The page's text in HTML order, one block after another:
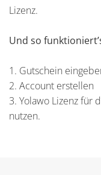
Lizenz.
Und so
1. Gutschein
2. Account erstellen
3. Yolawo Lizenz für
nutzen.